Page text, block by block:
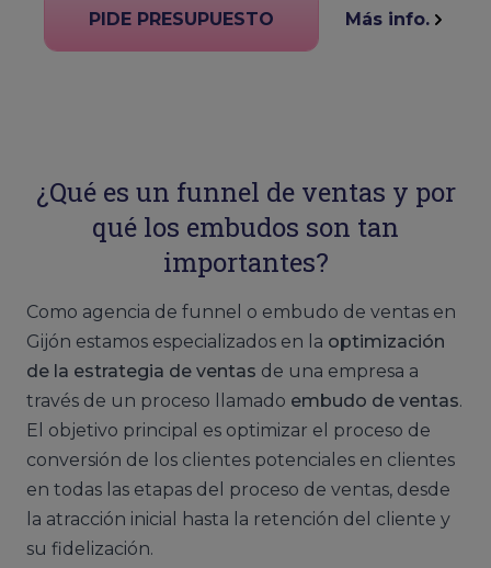
PIDE PRESUPUESTO Más info.
¿Qué es un funnel de ventas y por
qué los embudos son tan
importantes?
Como agencia de funnel o embudo de ventas en
Gijón estamos especializados en la optimización
de la estrategia de ventas de una empresa a
través de un proceso llamado embudo de ventas.
El objetivo principal es optimizar el proceso de
conversión de los clientes potenciales en clientes
en todas las etapas del proceso de ventas, desde
la atracción inicial hasta la retención del cliente y
su fidelización.